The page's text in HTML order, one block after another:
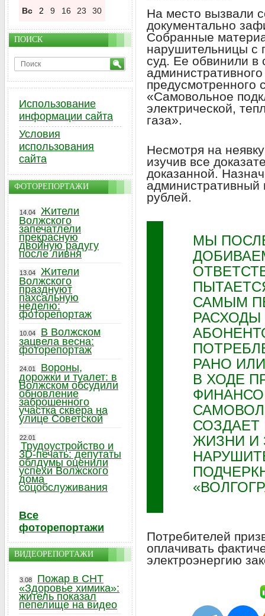
На место вызвали
документально
Собранные
нарушительницы с
суд. Ее обвинили в
предусмотренного
«Самовольное
электрической,
газа».
Несмотря на
изучив все
доказанной.
рублей.
МЫ
САМЫМ
РАНО
В ХОДЕ
СОЗДАЕТ
ЖИЗНИ И
Потребителей
оплачивать
электроэнергию
Вс 2 9 16 23 30
ПОИСК
Использование
информации сайта
Условия
использования
сайта
ФОТОРЕПОРТАЖИ
14.04
Жители
Волжского
запечатлели
прекрасную
двойную радугу
после ливня
13.04
Жители
Волжского
празднуют
пахсальную
неделю:
фоторепортаж
10.04
В Волжском
зацвела весна:
фоторепортаж
24.01
Вороны,
дорожки и туалет: в
Волжском обсудили
обновление
заброшенного
участка сквера на
улице Советской
22.01
Трудоустройство и
3D-печать: депутаты
облдумы оценили
успехи Волжского
дома
соцобслуживания
Все
фоторепортажи
ВИДЕОРЕПОРТАЖИ
3.08
Пожар в СНТ
«Здоровье химика»:
житель показал
пепелище на видео